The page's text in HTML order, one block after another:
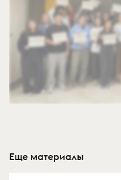
Еще материалы